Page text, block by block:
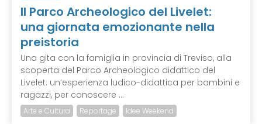
Il Parco Archeologico del Livelet:
una giornata emozionante nella
preistoria
Una gita con la famiglia in provincia di Treviso, alla
scoperta del Parco Archeologico didattico del
Livelet: un’esperienza ludico-didattica per bambini e
ragazzi, per conoscere ...
Arte e Cultura Reportage Idee Weekend